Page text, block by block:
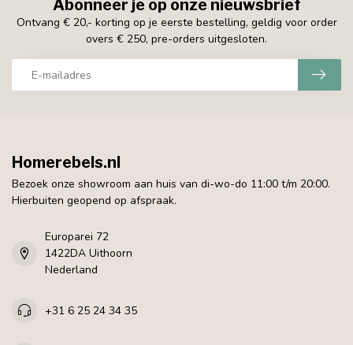
Abonneer je op onze nieuwsbrief
Ontvang € 20,- korting op je eerste bestelling, geldig voor order
overs € 250, pre-orders uitgesloten.
Homerebels.nl
Bezoek onze showroom aan huis van di-wo-do 11:00 t/m 20:00.
Hierbuiten geopend op afspraak.
Europarei 72
1422DA Uithoorn
Nederland
+31 6 25 24 34 35